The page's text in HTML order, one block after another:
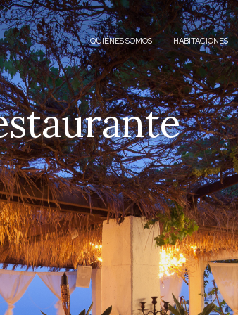
QUIÉNES SOMOS HABITACIONES